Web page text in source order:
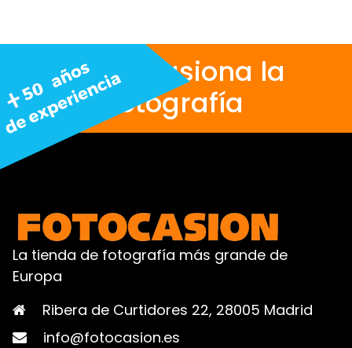
Nos apasiona la
fotografía
La tienda de fotografía más grande de
Europa
Ribera de Curtidores 22, 28005 Madrid
info@fotocasion.es